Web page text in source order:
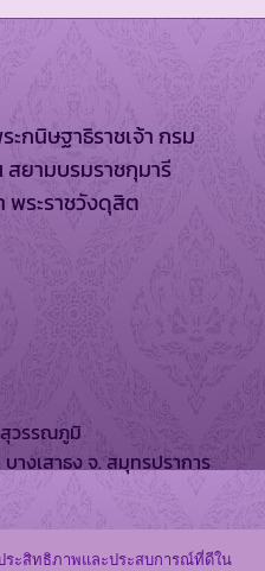
กนิษฐาธิราชเจ้า กรม
สยามบรมราชกุมารี
ระราชวังดุสิต
วรรณภูมิ
างเสาธง จ. สมุทรปราการ
ระสิทธิภาพและประสบการณ์ที่ดีใน